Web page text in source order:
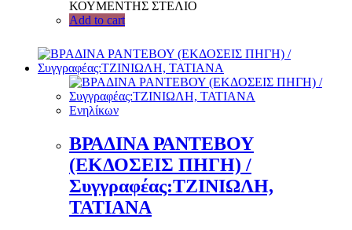
ΚΟΥΜΕΝΤΗΣ ΣΤΕΛΙΟ
Add to cart
Ενηλίκων
ΒΡΑΔΙΝΑ ΡΑΝΤΕΒΟΥ
(ΕΚΔΟΣΕΙΣ ΠΗΓΗ) /
Συγγραφέας:ΤΖΙΝΙΩΛΗ,
ΤΑΤΙΑΝΑ